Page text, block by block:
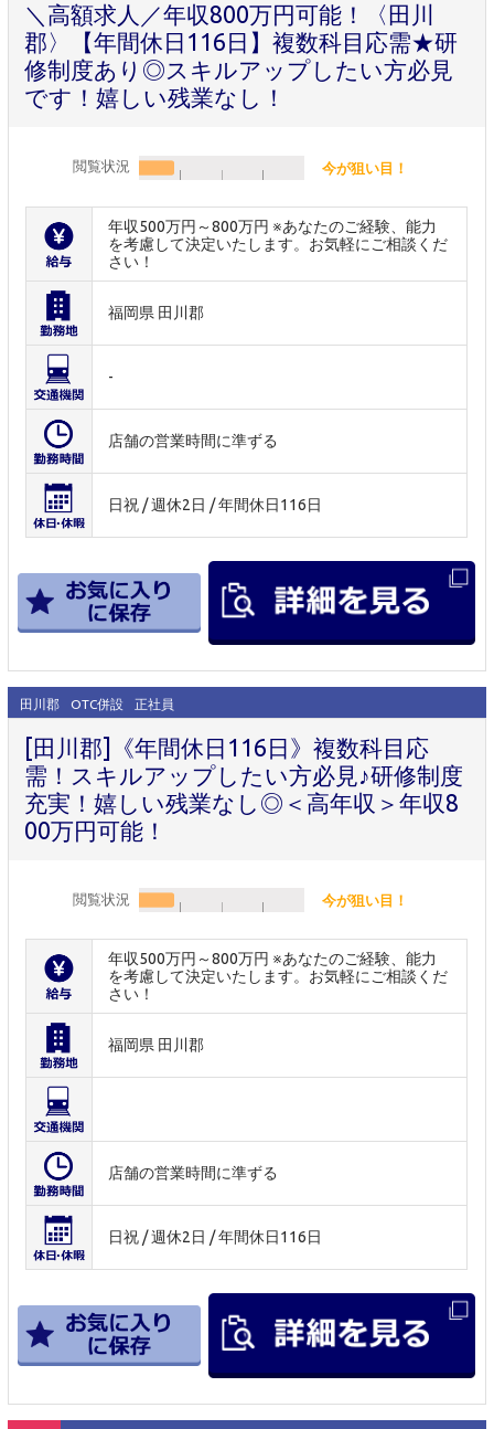
＼高額求人／年収800万円可能！〈田川
郡〉【年間休日116日】複数科目応需★研
修制度あり◎スキルアップしたい方必見
です！嬉しい残業なし！
閲覧状況 今が狙い目！
年収500万円～800万円 ※あなたのご経験、能力
を考慮して決定いたします。お気軽にご相談くだ
さい！
福岡県 田川郡
-
店舗の営業時間に準ずる
日祝 / 週休2日 / 年間休日116日
田川郡 OTC併設 正社員
[田川郡]《年間休日116日》複数科目応
需！スキルアップしたい方必見♪研修制度
充実！嬉しい残業なし◎＜高年収＞年収8
00万円可能！
閲覧状況 今が狙い目！
年収500万円～800万円 ※あなたのご経験、能力
を考慮して決定いたします。お気軽にご相談くだ
さい！
福岡県 田川郡
店舗の営業時間に準ずる
日祝 / 週休2日 / 年間休日116日